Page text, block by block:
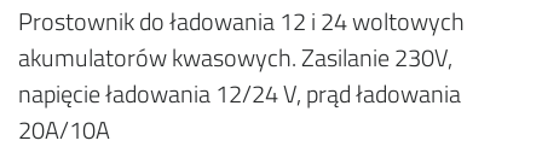
Prostownik do ładowania 12 i 24 woltowych
akumulatorów kwasowych. Zasilanie 230V,
napięcie ładowania 12/24 V, prąd ładowania
20A/10A